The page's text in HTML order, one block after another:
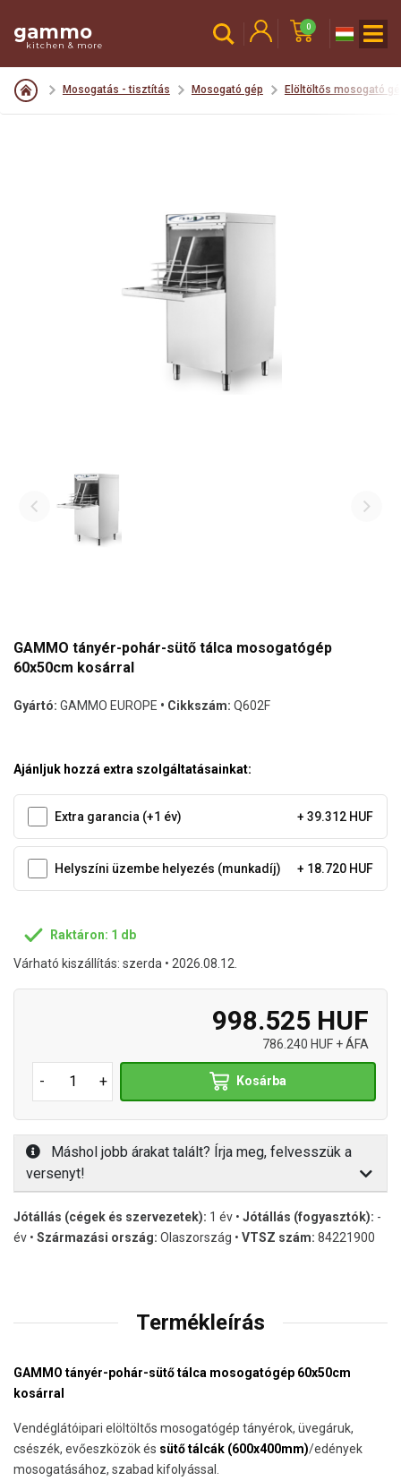
gammo
kitchen & more
0
Mosogatás - tisztítás Mosogató gép Elöltöltős mosogató
GAMMO tányér-pohár-sütő tálca mosogatógép
60x50cm kosárral
Gyártó: GAMMO EUROPE • Cikkszám: Q602F
Ajánljuk hozzá extra szolgáltatásainkat:
Extra garancia (+1 év) + 39.312 HUF
Helyszíni üzembe helyezés (munkadíj) + 18.720 HUF
Raktáron: 1 db
Várható kiszállítás: szerda • 2026.08.12.
998.525 HUF
786.240 HUF + ÁFA
- + Kosárba
Máshol jobb árakat talált? Írja meg, felvesszük a
versenyt!
Jótállás (cégek és szervezetek): 1 év • Jótállás (fogyasztók): -
év • Származási ország: Olaszország • VTSZ szám: 84221900
Termékleírás
GAMMO tányér-pohár-sütő tálca mosogatógép 60x50cm
kosárral
Vendéglátóipari elöltöltős mosogatógép tányérok, üvegáruk,
csészék, evőeszközök és sütő tálcák (600x400mm)/edények
mosogatásához, szabad kifolyással.